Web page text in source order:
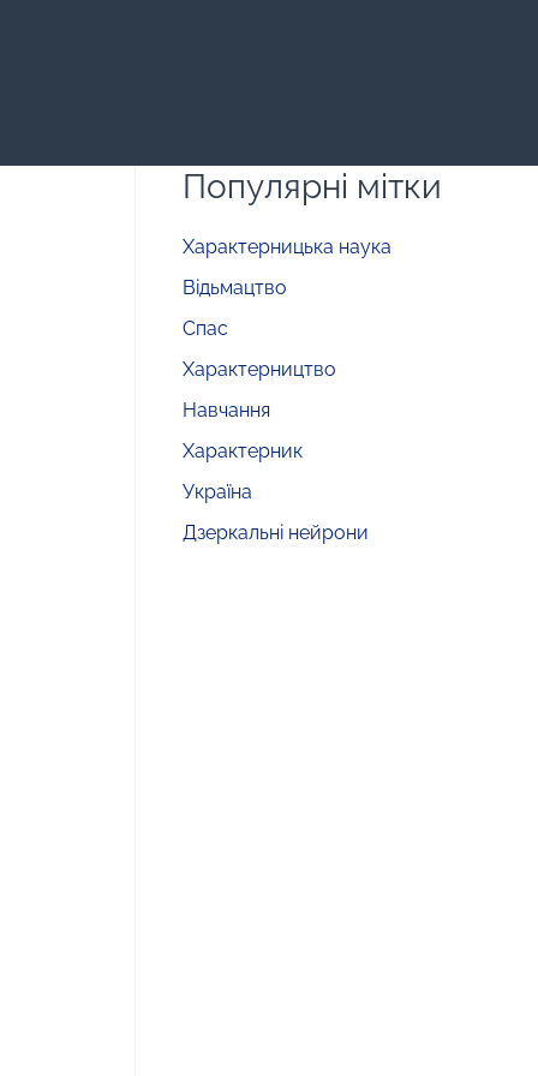
Популярні мітки
Характерницька наука
Відьмацтво
Спас
Характерництво
Навчання
Характерник
Україна
Дзеркальні нейрони